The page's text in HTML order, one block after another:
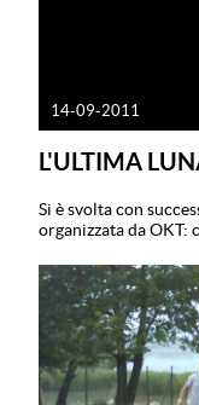
14-09-2011
L'ULTIMA
Si è svolta con
organizzata da OKT: